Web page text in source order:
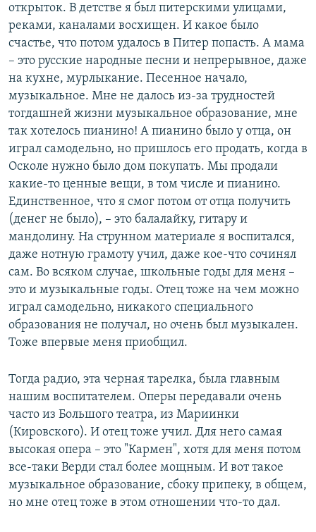
открыток. В детстве я был питерскими улицами,
реками, каналами восхищен. И какое было
счастье, что потом удалось в Питер попасть. А мама
– это русские народные песни и непрерывное, даже
на кухне, мурлыкание. Песенное начало,
музыкальное. Мне не далось из-за трудностей
тогдашней жизни музыкальное образование, мне
так хотелось пианино! А пианино было у отца, он
играл самодельно, но пришлось его продать, когда в
Осколе нужно было дом покупать. Мы продали
какие-то ценные вещи, в том числе и пианино.
Единственное, что я смог потом от отца получить
(денег не было), – это балалайку, гитару и
мандолину. На струнном материале я воспитался,
даже нотную грамоту учил, даже кое-что сочинял
сам. Во всяком случае, школьные годы для меня –
это и музыкальные годы. Отец тоже на чем можно
играл самодельно, никакого специального
образования не получал, но очень был музыкален.
Тоже впервые меня приобщил.
Тогда радио, эта черная тарелка, была главным
нашим воспитателем. Оперы передавали очень
часто из Большого театра, из Мариинки
(Кировского). И отец тоже учил. Для него самая
высокая опера – это "Кармен", хотя для меня потом
все-таки Верди стал более мощным. И вот такое
музыкальное образование, сбоку припеку, в общем,
но мне отец тоже в этом отношении что-то дал.